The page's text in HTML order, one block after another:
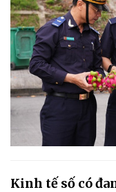
Kinh tế số có